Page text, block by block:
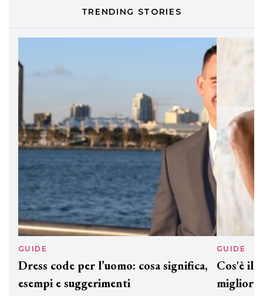
LABEL.M lancia la sua innovativa ed
professionali
TRENDING STORIES
GUIDE
Dress code per l’uomo: cosa significa,
esempi e suggerimenti
GUIDE
Cos'è il